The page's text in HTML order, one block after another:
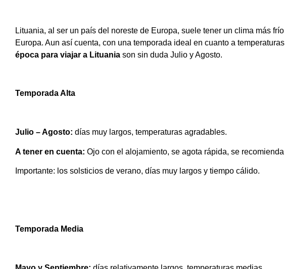
Lituania, al ser un país del noreste de Europa, suele tener un clima más
Europa. Aun así cuenta, con una temporada ideal en cuanto a
época para viajar a Lituania son sin duda Julio y Agosto.
Temporada Alta
Julio – Agosto: días muy largos, temperaturas agradables.
A tener en cuenta: Ojo con el alojamiento, se agota rápida, se
Importante: los solsticios de verano, días muy largos y tiempo cálido.
Temporada Media